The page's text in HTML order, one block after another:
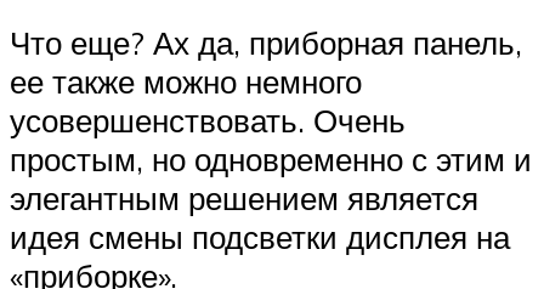
Что еще? Ах да, приборная панель,
ее также можно немного
усовершенствовать. Очень
простым, но одновременно с этим и
элегантным решением является
идея смены подсветки дисплея на
«приборке».